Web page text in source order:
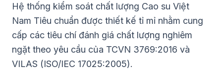
Hệ thống kiểm soát chất lượng Cao su Việt
Nam Tiêu chuẩn được thiết kế tỉ mỉ nhằm cung
cấp các tiêu chí đánh giá chất lượng nghiêm
ngặt theo yêu cầu của TCVN 3769:2016 và
VILAS (ISO/IEC 17025:2005).